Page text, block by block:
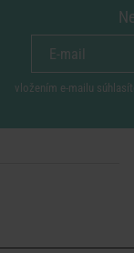
vložením e-mailu